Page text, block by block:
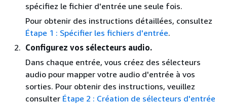
spécifiez le fichier d'entrée une seule fois.
Pour obtenir des instructions détaillées, consultez
Étape 1 : Spécifier les fichiers d'entrée.
Configurez vos sélecteurs audio.
Dans chaque entrée, vous créez des sélecteurs
audio pour mapper votre audio d'entrée à vos
sorties. Pour obtenir des instructions, veuillez
consulter Étape 2 : Création de sélecteurs d'entrée